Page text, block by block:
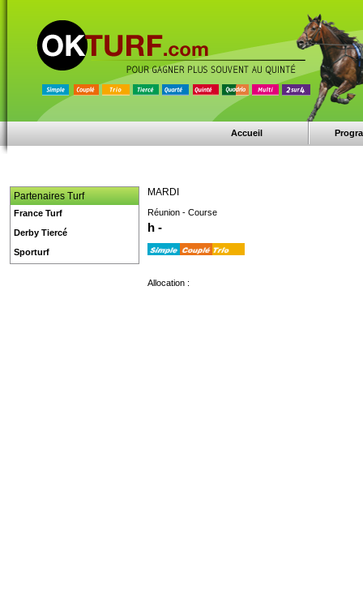
Accueil
MARDI
Réunion - Course
h -
Allocation :
Partenaires Turf
France Turf
Derby Tiercé
Sporturf